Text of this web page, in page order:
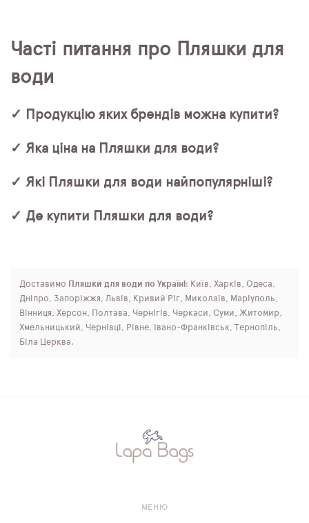
Часті питання про Пляшки для
води
✓ Продукцію яких брендів можна купити?
✓ Яка ціна на Пляшки для води?
✓ Які Пляшки для води найпопулярніші?
✓ Де купити Пляшки для води?
Доставимо Пляшки для води по Україні : Київ, Харків, Одеса,
Дніпро, Запоріжжя, Львів, Кривий Ріг, Миколаїв, Маріуполь,
Вінниця, Херсон, Полтава, Чернігів, Черкаси, Суми, Житомир,
Хмельницький, Чернівці, Рівне, Івано-Франківськ, Тернопіль,
Біла Церква.
МЕНЮ